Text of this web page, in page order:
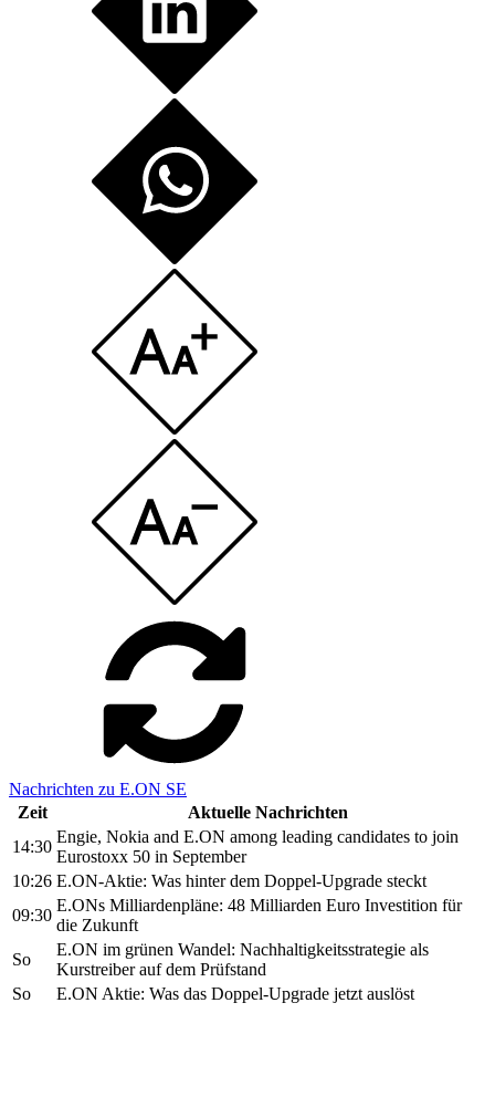
Nachrichten zu E.ON SE
Zeit
Aktuelle Nachrichten
14:30
Engie, Nokia and E.ON among leading candidates to join
Eurostoxx 50 in September
10:26 E.ON-Aktie: Was hinter dem Doppel-Upgrade steckt
09:30
E.ONs Milliardenpläne: 48 Milliarden Euro Investition für
die Zukunft
So
E.ON im grünen Wandel: Nachhaltigkeitsstrategie als
Kurstreiber auf dem Prüfstand
So
E.ON Aktie: Was das Doppel-Upgrade jetzt auslöst